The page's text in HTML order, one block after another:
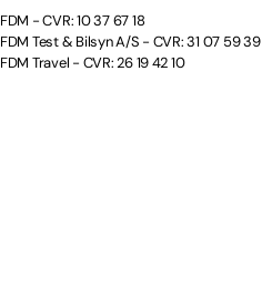
FDM - CVR: 10 37 67 18
FDM Test & Bilsyn A/S - CVR: 31 07 59 39
FDM Travel - CVR: 26 19 42 10